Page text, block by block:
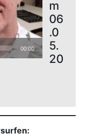
00:00
m
06
.0
5.
20